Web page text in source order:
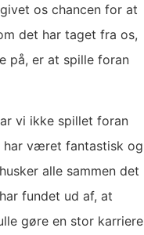
os chancen for at
det har taget fra os,
på, er at spille foran
vi ikke spillet foran
har været fantastisk og
alle sammen det
fundet ud af, at
gøre en stor karriere